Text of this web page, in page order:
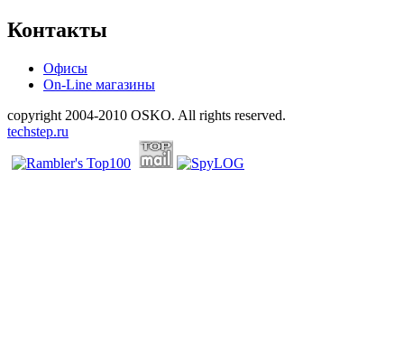
Контакты
Офисы
On-Line магазины
copyright 2004-2010 OSKO. All rights reserved.
techstep.ru